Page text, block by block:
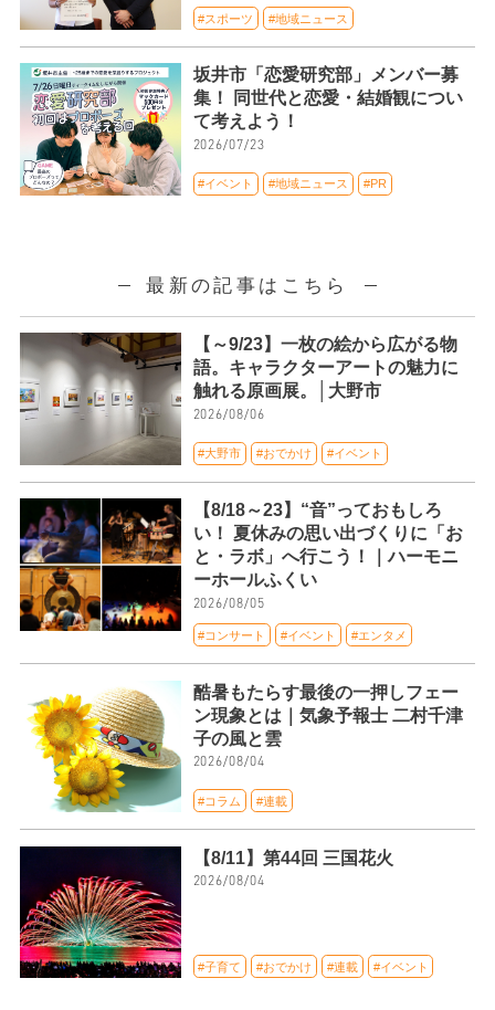
#スポーツ #地域ニュース
坂井市「恋愛研究部」メンバー募
集！ 同世代と恋愛・結婚観につい
て考えよう！
2026/07/23
#イベント #地域ニュース #PR
最新の記事はこちら
【～9/23】一枚の絵から広がる物
語。キャラクターアートの魅力に
触れる原画展。│大野市
2026/08/06
#大野市 #おでかけ #イベント
【8/18～23】“音”っておもしろ
い！ 夏休みの思い出づくりに「お
と・ラボ」へ行こう！｜ハーモニ
ーホールふくい
2026/08/05
#コンサート #イベント #エンタメ
酷暑もたらす最後の一押しフェー
ン現象とは｜気象予報士 二村千津
子の風と雲
2026/08/04
#コラム #連載
【8/11】第44回 三国花火
2026/08/04
#子育て #おでかけ #連載 #イベント